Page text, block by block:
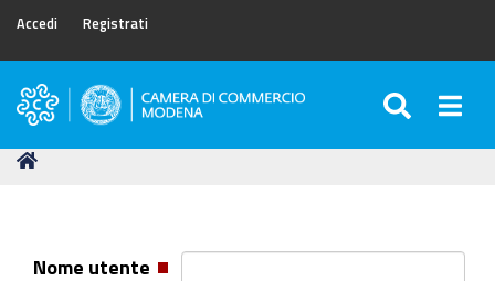
Accedi Registrati
Camera
Commercio
Tu
Nome utente